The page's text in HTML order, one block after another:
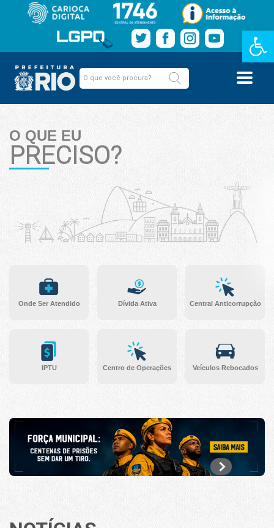
Barra de
O QUE EU
PRECISO?
Onde Ser Atendido
IPTU
Dívida Ativa
Centro de Operações
Central Anticorrupção
Veículos Rebocados